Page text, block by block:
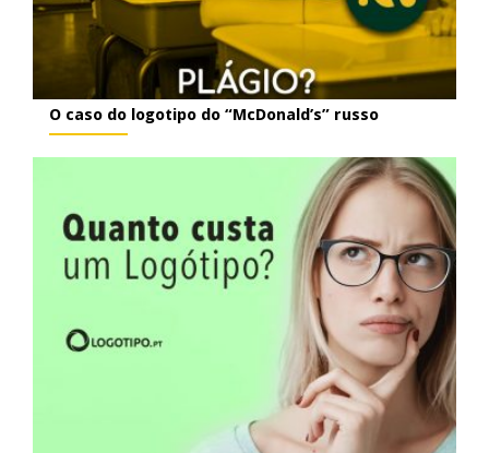
O caso do logotipo do “McDonald’s” russo